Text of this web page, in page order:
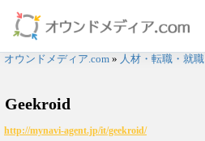
オウンドメディア.com » 人材・転職・就職
Geekroid
http://mynavi-agent.jp/it/geekroid/